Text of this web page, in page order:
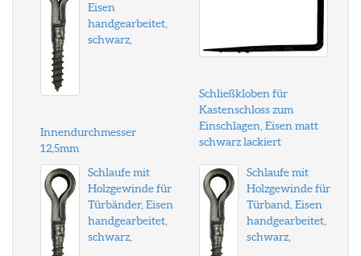
Eisen
handgearbeitet,
schwarz,
Innendurchmesser
12,5mm
Schließkloben für
Kastenschloss zum
Einschlagen, Eisen matt
schwarz lackiert
Schlaufe mit
Holzgewinde für
Türbänder, Eisen
handgearbeitet,
schwarz,
Schlaufe mit
Holzgewinde für
Türband, Eisen
handgearbeitet,
schwarz,